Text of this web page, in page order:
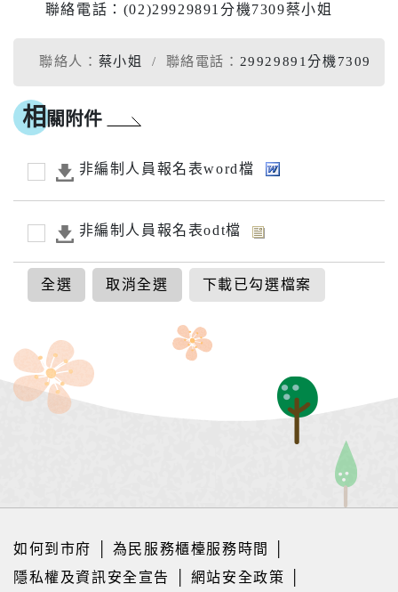
聯絡電話：(02)29929891分機7309蔡小姐
聯絡人： 蔡小姐 聯絡電話： 29929891分機7309
相 關附件
非編制人員報名表word檔
非編制人員報名表odt檔
全選 取消全選 下載已勾選檔案
如何到市府 為民服務櫃檯服務時間
隱私權及資訊安全宣告
網站安全政策